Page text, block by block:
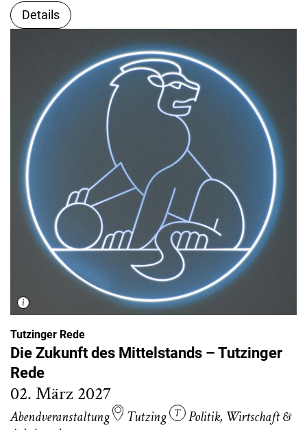
Details
Tutzinger Rede
Die Zukunft des Mittelstands – Tutzinger
Rede
02. März 2027
Abendveranstaltung Tutzing Politik, Wirtschaft &